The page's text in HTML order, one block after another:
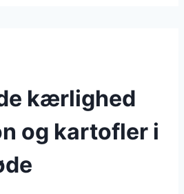
kærlighed
og kartofler i